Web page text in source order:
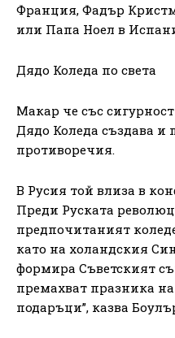
Франция, Фадър
или Папа Ноел в
Дядо Коледа по света
Макар че със
Дядо Коледа създава
противоречия.
В Русия той влиза в
Преди Руската
предпочитаният
като на холандския
формира Съветският
премахват празника
подаръци”, казва